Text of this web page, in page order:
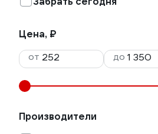
Цена, ₽
от
до
Производители